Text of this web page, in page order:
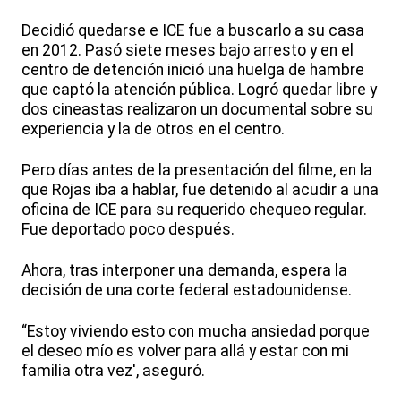
Decidió quedarse e ICE fue a buscarlo a su casa
en 2012. Pasó siete meses bajo arresto y en el
centro de detención inició una huelga de hambre
que captó la atención pública. Logró quedar libre y
dos cineastas realizaron un documental sobre su
experiencia y la de otros en el centro.
Pero días antes de la presentación del filme, en la
que Rojas iba a hablar, fue detenido al acudir a una
oficina de ICE para su requerido chequeo regular.
Fue deportado poco después.
Ahora, tras interponer una demanda, espera la
decisión de una corte federal estadounidense.
“Estoy viviendo esto con mucha ansiedad porque
el deseo mío es volver para allá y estar con mi
familia otra vez', aseguró.